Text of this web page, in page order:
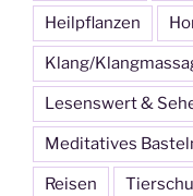
Heilpflanzen
Klang/
Lesenswert &
Meditatives
Reisen